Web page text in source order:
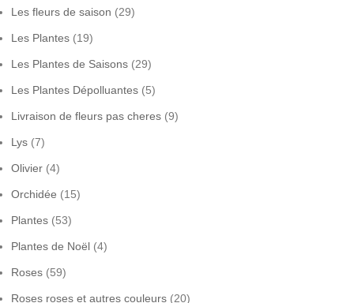
Les fleurs de saison (29)
Les Plantes (19)
Les Plantes de Saisons (29)
Les Plantes Dépolluantes (5)
Livraison de fleurs pas cheres (9)
Lys (7)
Olivier (4)
Orchidée (15)
Plantes (53)
Plantes de Noël (4)
Roses (59)
Roses roses et autres couleurs (20)